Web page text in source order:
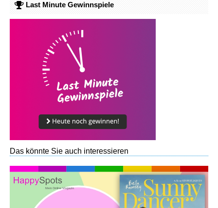
Last Minute Gewinnspiele
Das könnte Sie auch interessieren